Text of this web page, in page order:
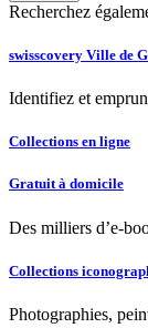
Recherchez
swisscovery Ville de
Identifiez et
Collections en ligne
Gratuit à domicile
Des milliers d’e-
Collections
Photographies,